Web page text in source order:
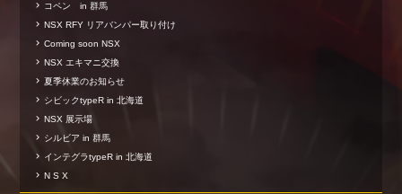
コペン in 群馬
NSX RFY リアバンパー取り付け
Coming soon NSX
NSX エキマニ交換
夏季休業のお知らせ
シビックtypeR in 北海道
NSX 展示場
シルビア in 群馬
インテグラtypeR in 北海道
N S X